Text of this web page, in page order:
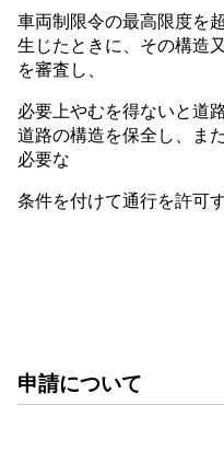
車両制限令の最高限度を
生じたときに、その構造
を審査し、
必要上やむを得ないと道
道路の構造を保全し、ま
必要な
条件を付けて通行を許可
申請について